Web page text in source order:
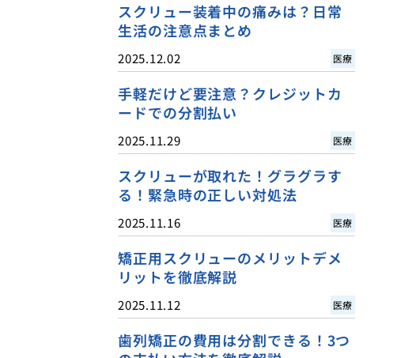
スクリュー装着中の痛みは？日常
生活の注意点まとめ
2025.12.02 医療
手軽だけど要注意？クレジットカ
ードでの分割払い
2025.11.29 医療
スクリューが取れた！グラグラす
る！緊急時の正しい対処法
2025.11.16 医療
矯正用スクリューのメリットデメ
リットを徹底解説
2025.11.12 医療
歯列矯正の費用は分割できる！3つ